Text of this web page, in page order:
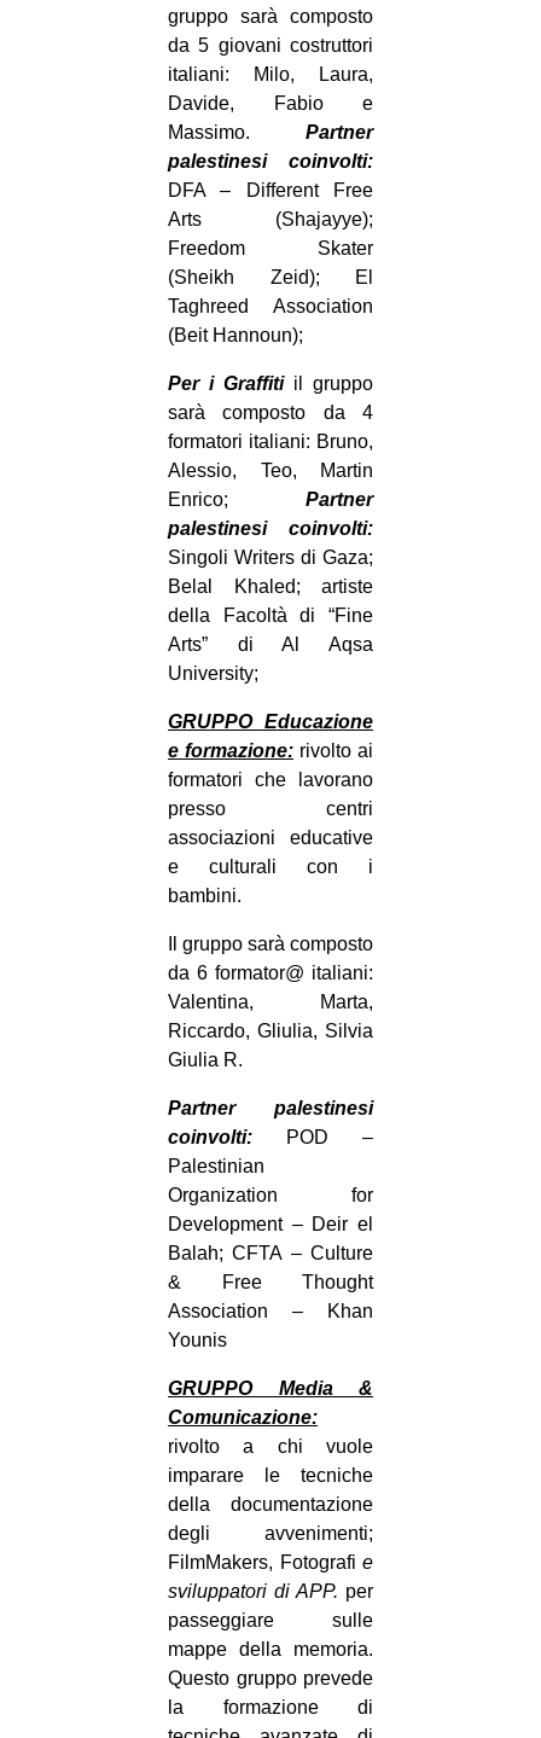
gruppo sarà composto
da 5 giovani costruttori
italiani: Milo, Laura,
Davide, Fabio e
Massimo. Partner
palestinesi coinvolti:
DFA – Different Free
Arts (Shajayye);
Freedom Skater
(Sheikh Zeid); El
Taghreed Association
(Beit Hannoun);
Per i Graffiti il gruppo
sarà composto da 4
formatori italiani: Bruno,
Alessio, Teo, Martin
Enrico; Partner
palestinesi coinvolti:
Singoli Writers di Gaza;
Belal Khaled; artiste
della Facoltà di “Fine
Arts” di Al Aqsa
University;
GRUPPO Educazione
e formazione: rivolto ai
formatori che lavorano
presso centri
associazioni educative
e culturali con i
bambini.
Il gruppo sarà composto
da 6 formator@ italiani:
Valentina, Marta,
Riccardo, Gliulia, Silvia
Giulia R.
Partner palestinesi
coinvolti:
POD –
Palestinian
Organization for
Development – Deir el
Balah; CFTA – Culture
& Free Thought
Association – Khan
Younis
GRUPPO Media &
Comunicazione:
rivolto a chi vuole
imparare le tecniche
della documentazione
degli avvenimenti;
FilmMakers, Fotografi e
sviluppatori di APP. per
passeggiare sulle
mappe della memoria.
Questo gruppo prevede
la formazione di